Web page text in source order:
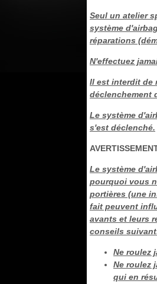
Seul un atelier
système
réparations
N'effectuez
Il est interdit de
déclenchement
Le système
s'est déclenché.
Le système
pourquoi vous
portières (une
fait peuvent
avants et leurs
conseils
Ne roulez
Ne roulez
qui en